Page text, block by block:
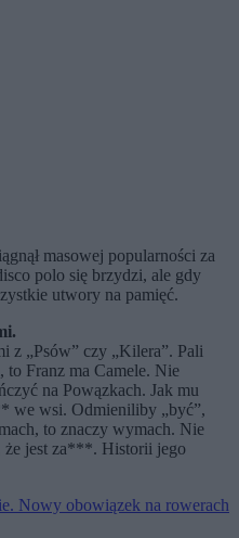
masowej popularności za
polo się brzydzi, ale gdy
utwory na pamięć.
z „Psów” czy „Kilera”. Pali
to Franz ma Camele. Nie
na Powązkach. Jak mu
we wsi. Odmieniliby „być”,
to znaczy wymach. Nie
że jest za***. Historii jego
Nowy obowiązek na rowerach